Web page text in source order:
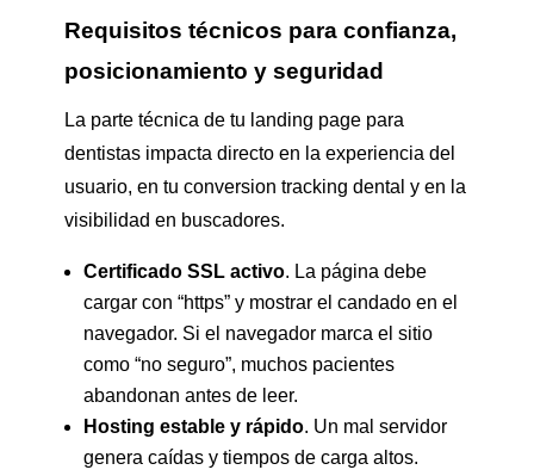
Requisitos técnicos para confianza,
posicionamiento y seguridad
La parte técnica de tu landing page para
dentistas impacta directo en la experiencia del
usuario, en tu conversion tracking dental y en la
visibilidad en buscadores.
Certificado SSL activo. La página debe
cargar con “https” y mostrar el candado en el
navegador. Si el navegador marca el sitio
como “no seguro”, muchos pacientes
abandonan antes de leer.
Hosting estable y rápido. Un mal servidor
genera caídas y tiempos de carga altos.